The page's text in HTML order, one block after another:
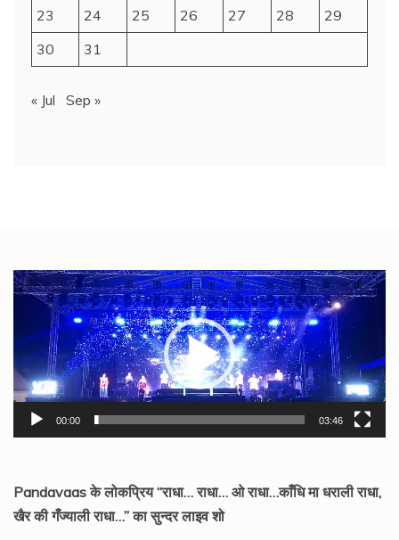
23
24 25 26 27 28
29
30
31
« Jul Sep »
Video
Player
00:00 03:46
Pandavaas के लोकप्रिय “राधा… राधा… ओ राधा…काँधि मा धराली राधा,
खैर की गँज्याली राधा…” का सुन्दर लाइव शो